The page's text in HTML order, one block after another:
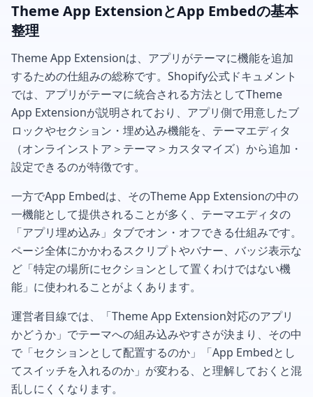
Theme App ExtensionとApp Embedの基本
整理
Theme App Extensionは、アプリがテーマに機能を追加
するための仕組みの総称です。Shopify公式ドキュメント
では、アプリがテーマに統合される方法としてTheme
App Extensionが説明されており、アプリ側で用意したブ
ロックやセクション・埋め込み機能を、テーマエディタ
（オンラインストア＞テーマ＞カスタマイズ）から追加・
設定できるのが特徴です。
一方でApp Embedは、そのTheme App Extensionの中の
一機能として提供されることが多く、テーマエディタの
「アプリ埋め込み」タブでオン・オフできる仕組みです。
ページ全体にかかわるスクリプトやバナー、バッジ表示な
ど「特定の場所にセクションとして置くわけではない機
能」に使われることがよくあります。
運営者目線では、「Theme App Extension対応のアプリ
かどうか」でテーマへの組み込みやすさが決まり、その中
で「セクションとして配置するのか」「App Embedとし
てスイッチを入れるのか」が変わる、と理解しておくと混
乱しにくくなります。